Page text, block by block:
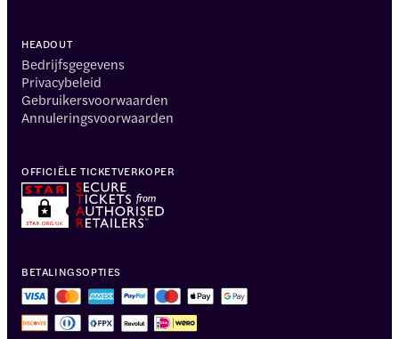
HEADOUT
Bedrijfsgegevens
Privacybeleid
Gebruikersvoorwaarden
Annuleringsvoorwaarden
BETALINGSOPTIES
OFFICIËLE TICKETVERKOPER